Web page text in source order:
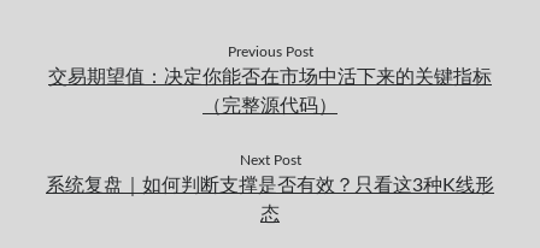
Previous Post
交易期望值：决定你能否在市场中活下来的关键指标
（完整源代码）
Next Post
系统复盘｜如何判断支撑是否有效？只看这3种K线形
态